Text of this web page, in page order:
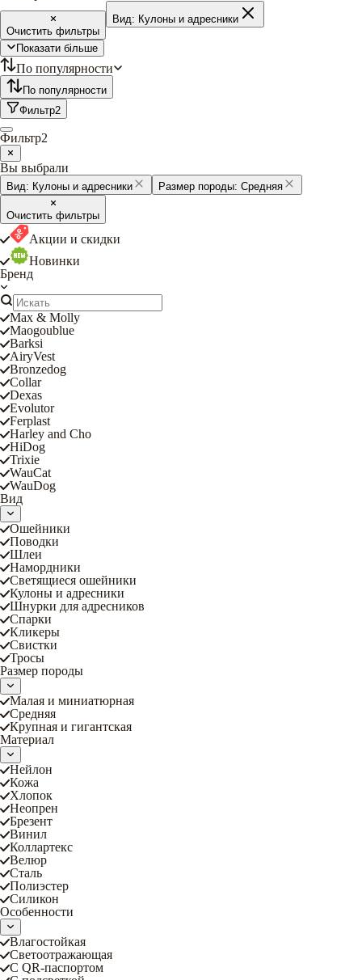
Очистить фильтры
Вид: Кулоны и адресники
Показати більше
По популярности
По популярности
Фильтр2
Фильтр2
Вы выбрали
Вид: Кулоны и адресники Размер породы: Средняя
Очистить фильтры
Акции и скидки
Новинки
Бренд
Max & Molly
Maogoublue
Barksi
AiryVest
Bronzedog
Collar
Dexas
Evolutor
Ferplast
Harley and Cho
HiDog
Trixie
WauCat
WauDog
Вид
Ошейники
Поводки
Шлеи
Намордники
Светящиеся ошейники
Кулоны и адресники
Шнурки для адресников
Спарки
Кликеры
Свистки
Тросы
Размер породы
Малая и миниатюрная
Средняя
Крупная и гигантская
Материал
Нейлон
Кожа
Хлопок
Неопрен
Брезент
Винил
Коллартекс
Велюр
Сталь
Полиэстер
Силикон
Особенности
Влагостойкая
Светоотражающая
С QR-паспортом